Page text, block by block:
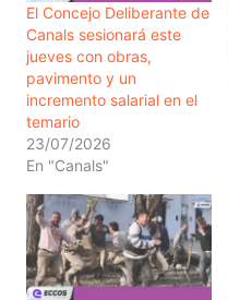
El Concejo Deliberante de
Canals sesionará este
jueves con obras,
pavimento y un
incremento salarial en el
temario
23/07/2026
En "Canals"